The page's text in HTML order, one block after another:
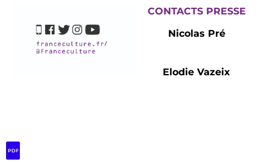
CONTACTS PRESSE
Nicolas Pré
Elodie Vazeix
PDF